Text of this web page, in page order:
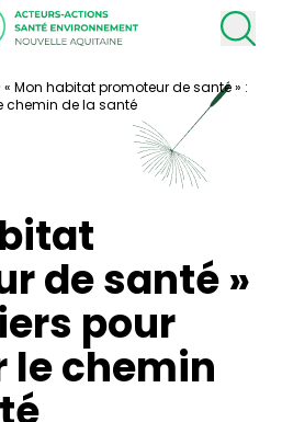
« Mon habitat promoteur de santé » :
chemin de la santé
de santé »
pour
le chemin